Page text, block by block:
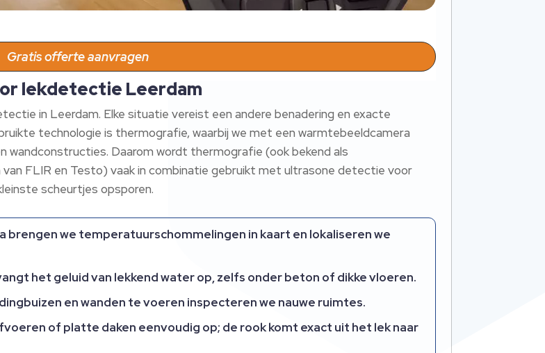
Gratis offerte aanvragen
lekdetectie Leerdam
in Leerdam.​ Elke situatie vereist een andere benadering en exacte
technologie is thermografie, waarbij we met een warmtebeeldcamera
wandconstructies.​ Daarom wordt thermografie (ook bekend als
FLIR en Testo) vaak in combinatie gebruikt met ultrasone detectie voor
scheurtjes opsporen.​
we temperatuurschommelingen in kaart en lokaliseren we
het geluid van lekkend water op, zelfs onder beton of dikke vloeren.​
en wanden te voeren inspecteren we nauwe ruimtes.​
of platte daken eenvoudig op; de rook komt exact uit het lek naar